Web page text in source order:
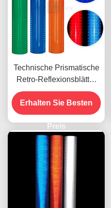
Technische Prismatische
Retro-Reflexionsblätter
für Verkehrszeichen
Erhalten Sie Besten
Preis